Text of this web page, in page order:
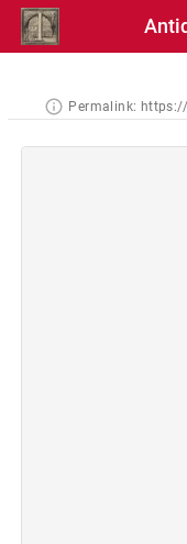
Permalink: